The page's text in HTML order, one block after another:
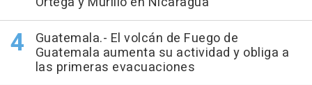
Guatemala.- El volcán de Fuego de
Guatemala aumenta su actividad y obliga a
las primeras evacuaciones